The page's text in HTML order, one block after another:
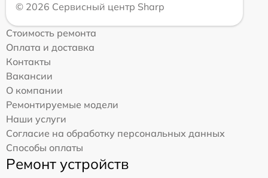
© 2026 Сервисный центр Sharp
Стоимость ремонта
Оплата и доставка
Контакты
Вакансии
О компании
Ремонтируемые модели
Наши услуги
Согласие на обработку персональных данных
Способы оплаты
Ремонт устройств